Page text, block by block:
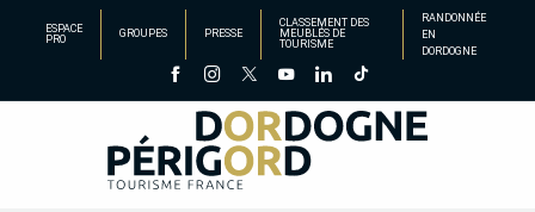
principal
ESPACE
PRO
GROUPES PRESSE
CLASSEMENT DES
MEUBLÉS DE
TOURISME
RANDONNÉE
EN
DORDOGNE